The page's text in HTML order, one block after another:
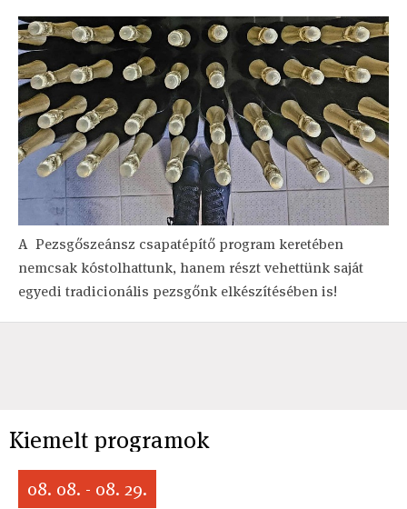
A Pezsgőszeánsz csapatépítő program keretében
nemcsak kóstolhattunk, hanem részt vehettünk saját
egyedi tradicionális pezsgőnk elkészítésében is!
Kiemelt programok
08. 08. - 08. 29.